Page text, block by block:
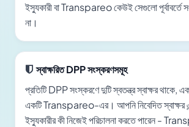
ইস্যুকারী বা Transpareo কেউই সেগুলো পূর্বাবর্তে
না।
স্বাক্ষরিত DPP সংস্করণসমূহ
প্রতিটি DPP সংস্করণে দুটি স্বতন্ত্র স্বাক্ষর থাকে,
একটি Transpareo-এর। আপনি নিবেদিত স্বাক্ষর
ইস্যুকারীর কী নিজেই পরিচালনা করতে পারেন -